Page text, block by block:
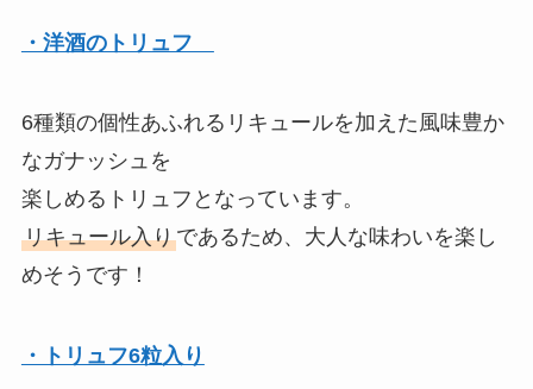
・洋酒のトリュフ
6種類の個性あふれるリキュールを加えた風味豊か
なガナッシュを
楽しめるトリュフとなっています。
リキュール入りであるため、大人な味わいを楽し
めそうです！
・トリュフ6粒入り